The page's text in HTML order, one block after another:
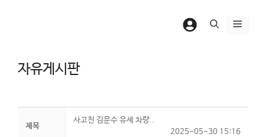
메
자유게시판
제목
사고친 김문수 유세 차량..
2025-05-30 15:16